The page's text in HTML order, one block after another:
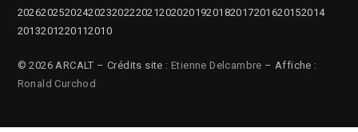
2026202520242023202220212020201920182017201620152014
2013201220112010
© 2026 ARCALT – Crédits site : Etienne Delcambre – Affiche :
Ronald Curchod